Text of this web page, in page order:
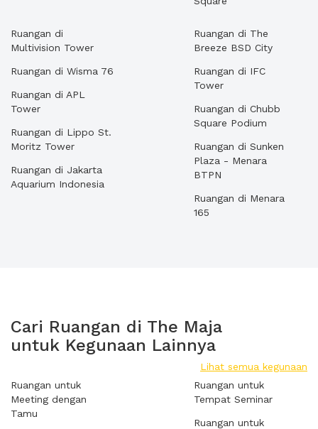
Ruangan di
Multivision Tower
Ruangan di Wisma 76
Ruangan di APL
Tower
Ruangan di Lippo St.
Moritz Tower
Ruangan di Jakarta
Aquarium Indonesia
Ruangan di The
Breeze BSD City
Ruangan di IFC
Tower
Ruangan di Chubb
Square Podium
Ruangan di Sunken
Plaza - Menara
BTPN
Ruangan di Menara
165
Cari Ruangan di The Maja
untuk Kegunaan Lainnya
Lihat semua kegunaan
Ruangan untuk
Meeting dengan
Tamu
Ruangan untuk
Tempat Seminar
Ruangan untuk